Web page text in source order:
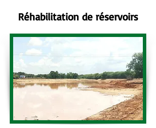
Réhabilitation de réservoirs